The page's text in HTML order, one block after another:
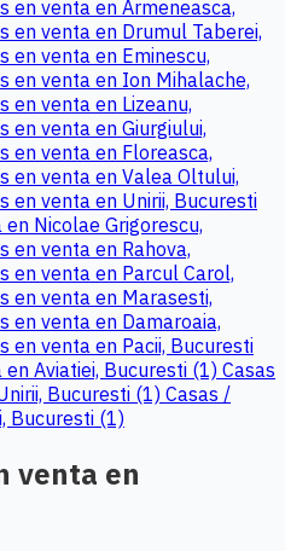
en venta en Armeneasca,
en venta en Drumul Taberei,
en venta en Eminescu,
en venta en Ion Mihalache,
en venta en Lizeanu,
en venta en Giurgiului,
en venta en Floreasca,
en venta en Valea Oltului,
en venta en Unirii, Bucuresti
Nicolae Grigorescu,
en venta en Rahova,
en venta en Parcul Carol,
en venta en Marasesti,
en venta en Damaroaia,
en venta en Pacii, Bucuresti
Aviatiei, Bucuresti (1) Casas
Bucuresti (1) Casas /
Bucuresti (1)
venta en